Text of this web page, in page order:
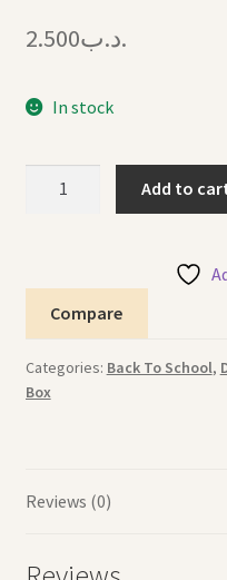
.د.ب2.500
In stock
ملعقة
وشوكة
سيارات
quantity
Add to
Compare
Categories: Back To School,
Box
Reviews (0)